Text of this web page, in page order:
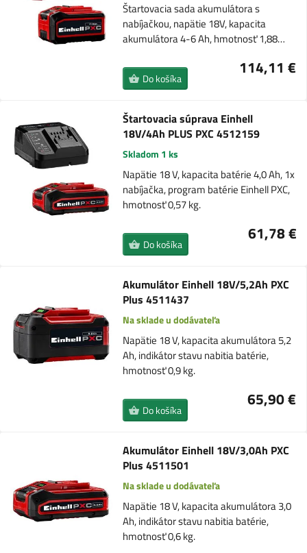
Štartovacia sada akumulátora s
nabíjačkou, napätie 18V, kapacita
akumulátora 4-6 Ah, hmotnosť 1,88…
114,11 €
Do košíka
Štartovacia súprava Einhell
18V/4Ah PLUS PXC 4512159
Skladom 1 ks
Napätie 18 V, kapacita batérie 4,0 Ah, 1x
nabíjačka, program batérie Einhell PXC,
hmotnosť 0,57 kg.
61,78 €
Do košíka
Akumulátor Einhell 18V/5,2Ah PXC
Plus 4511437
Na sklade u dodávateľa
Napätie 18 V, kapacita akumulátora 5,2
Ah, indikátor stavu nabitia batérie,
hmotnosť 0,9 kg.
65,90 €
Do košíka
Akumulátor Einhell 18V/3,0Ah PXC
Plus 4511501
Na sklade u dodávateľa
Napätie 18 V, kapacita akumulátora 3,0
Ah, indikátor stavu nabitia batérie,
hmotnosť 0,6 kg.